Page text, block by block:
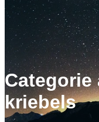
Categorie
kriebels